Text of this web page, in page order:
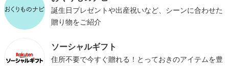
誕生日プレゼントや出産祝いなど、シーンに合わせた
贈り物をご紹介
ソーシャルギフト
住所不要で今すぐ贈れる！とっておきのアイテムを豊